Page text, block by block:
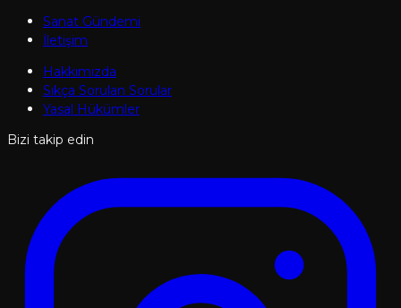
Sanat Gündemi
İletişim
Hakkımızda
Sıkça Sorulan Sorular
Yasal Hükümler
Bizi takip edin